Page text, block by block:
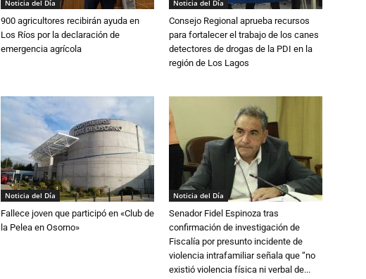
Noticia del Día
900 agricultores recibirán ayuda en
Los Ríos por la declaración de
emergencia agrícola
Noticia del Día
Consejo Regional aprueba recursos
para fortalecer el trabajo de los canes
detectores de drogas de la PDI en la
región de Los Lagos
Noticia del Día
Fallece joven que participó en «Club de
la Pelea en Osorno»
Noticia del Día
Senador Fidel Espinoza tras
confirmación de investigación de
Fiscalía por presunto incidente de
violencia intrafamiliar señala que “no
existió violencia física ni verbal de...